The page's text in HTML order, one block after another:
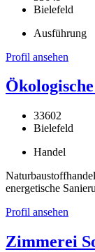
Bielefeld
Ausführung
Profil ansehen
33602
Bielefeld
Handel
energetische
Profil ansehen
Zimmerei